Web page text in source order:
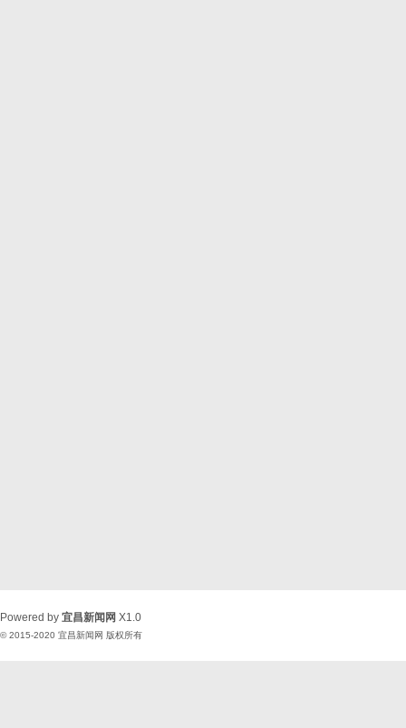
Powered by 宜昌新闻网 X1.0
© 2015-2020 宜昌新闻网 版权所有